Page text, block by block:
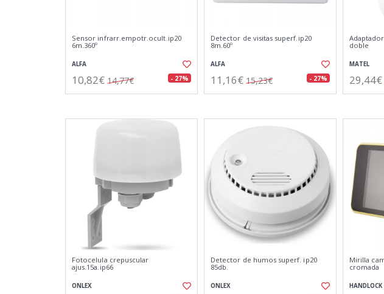
Sensor infrarr.empotr.ocult.ip20
6m.360º
ALFA
10,82€ 14,77€ - 27%
Detector de visitas superf.ip20
8m.60º
ALFA
11,16€ 15,23€ - 27%
doble
MATEL
29,44€
Fotocelula crepuscular
ajus.15a.ip66
ONLEX
Detector de humos superf. ip20
85db.
ONLEX
Mirilla
cromada
HANDLOCK